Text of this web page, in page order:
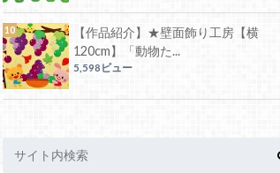
【作品紹介】★壁面飾り工房【横
120cm】「動物た...
5,598ビュー